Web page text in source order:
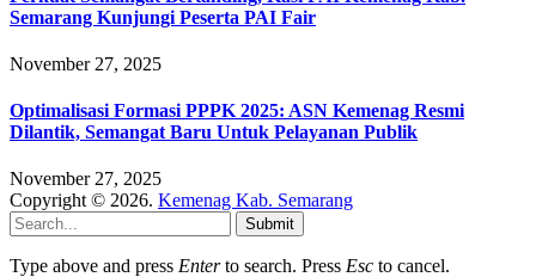
Semarang Kunjungi Peserta PAI Fair
November 27, 2025
Optimalisasi Formasi PPPK 2025: ASN Kemenag Resmi
Dilantik, Semangat Baru Untuk Pelayanan Publik
November 27, 2025
Copyright © 2026. Kemenag Kab. Semarang
Submit
Type above and press Enterto search. Press Esc to cancel.